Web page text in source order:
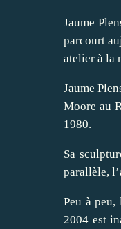
Jaume
parcourt
atelier à la
Jaume
Moore au
1980.
Sa
parallèle,
Peu à
2004 est